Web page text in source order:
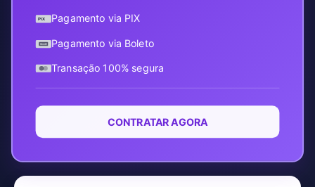
PIX Pagamento via PIX
Pagamento via Boleto
Transação 100% segura
CONTRATAR AGORA